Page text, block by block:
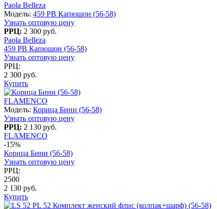
Paola Belleza
Модель: 459 PB Капюшон (56-58)
Узнать оптовую цену
РРЦ: 2 300 руб.
Paola Belleza
459 PB Капюшон (56-58)
Узнать оптовую цену
РРЦ:
2 300 руб.
Купить
FLAMENCO
Модель: Корица Бини (56-58)
Узнать оптовую цену
РРЦ: 2 130 руб.
FLAMENCO
-15%
Корица Бини (56-58)
Узнать оптовую цену
РРЦ:
2500
2 130 руб.
Купить